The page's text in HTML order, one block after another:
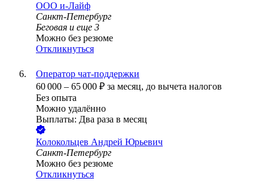
ООО и-Лайф
Санкт-Петербург
Беговая и еще 3
Можно без резюме
Откликнуться
Оператор чат-поддержки
60 000 – 65 000 ₽ за месяц, до вычета налогов
Без опыта
Можно удалённо
Выплаты: Два раза в месяц
Колокольцев Андрей Юрьевич
Санкт-Петербург
Можно без резюме
Откликнуться